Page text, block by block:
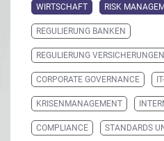
WIRTSCHAFT RISK
REGULIERUNG BANKEN
REGULIERUNG VERSICHERUNGEN
CORPORATE GOVERNANCE
KRISENMANAGEMENT
COMPLIANCE STANDARDS